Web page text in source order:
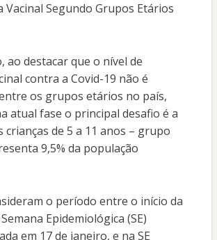
Vacinal Segundo Grupos Etários
ao destacar que o nível de
contra a Covid-19 não é
os grupos etários no país,
atual fase o principal desafio é a
crianças de 5 a 11 anos – grupo
9,5% da população
o período entre o início da
Epidemiológica (SE)
em 17 de janeiro, e na SE